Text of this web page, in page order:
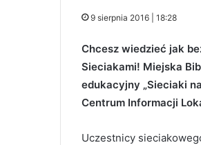
9 sierpnia 2016 | 18:28
Chcesz wiedzieć jak
Sieciakami! Miejska
edukacyjny „Sieciaki
Centrum Informacji
Uczestnicy